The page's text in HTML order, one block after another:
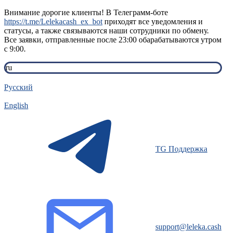
Внимание дорогие клиенты! В Телеграмм-боте
https://t.me/Lelekacash_ex_bot приходят все уведомления и
статусы, а также связываются наши сотрудники по обмену.
Все заявки, отправленные после 23:00 обарабатываются утром
с 9:00.
ru
Русский
English
TG Поддержка
support@leleka.cash